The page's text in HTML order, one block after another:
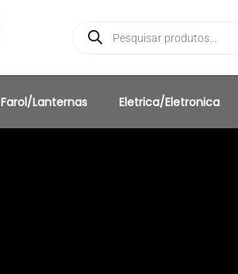
Farol/Lanternas Eletrica/Eletronica